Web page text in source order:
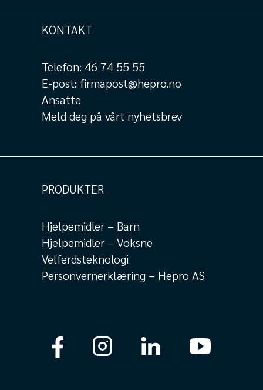
KONTAKT
Telefon: 46 74 55 55
E-post: firmapost@hepro.no
Ansatte
Meld deg på vårt nyhetsbrev
PRODUKTER
Hjelpemidler – Barn
Hjelpemidler – Voksne
Velferdsteknologi
Personvernerklæring – Hepro AS